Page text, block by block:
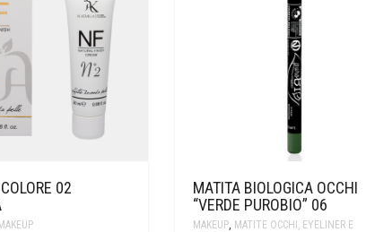
02
MATITA BIOLOGICA OCCHI
“VERDE PUROBIO” 06
MAKEUP MATITE OCCHI, EYELINER E